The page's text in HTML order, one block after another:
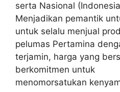
serta Nasional
Menjadikan pemantik
untuk selalu menjual
pelumas Pertamina
terjamin, harga yang
berkomitmen untuk
menomorsatukan